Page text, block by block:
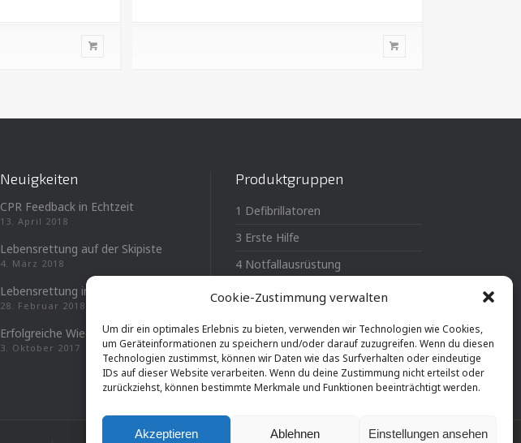
Cookie-Zustimmung verwalten
Um dir ein optimales Erlebnis zu bieten, verwenden wir Technologien wie Cookies,
um Geräteinformationen zu speichern und/oder darauf zuzugreifen. Wenn du diesen
Technologien zustimmst, können wir Daten wie das Surfverhalten oder eindeutige
IDs auf dieser Website verarbeiten. Wenn du deine Zustimmung nicht erteilst oder
zurückziehst, können bestimmte Merkmale und Funktionen beeinträchtigt werden.
Akzeptieren Ablehnen Einstellungen ansehen
Neuigkeiten
CPR Feedback in Echtzeit
13. April 2018
Lebensrettung auf der Skipiste
4. März 2018
Lebensrettung in Linz
28. Februar 2018
Erfolgreiche Wiederbelebung
3. Oktober 2017
Produktgruppen
1 Defibrillatoren
3 Erste Hilfe
4 Notfallausrüstung
MTL-Medical Medizintechnik